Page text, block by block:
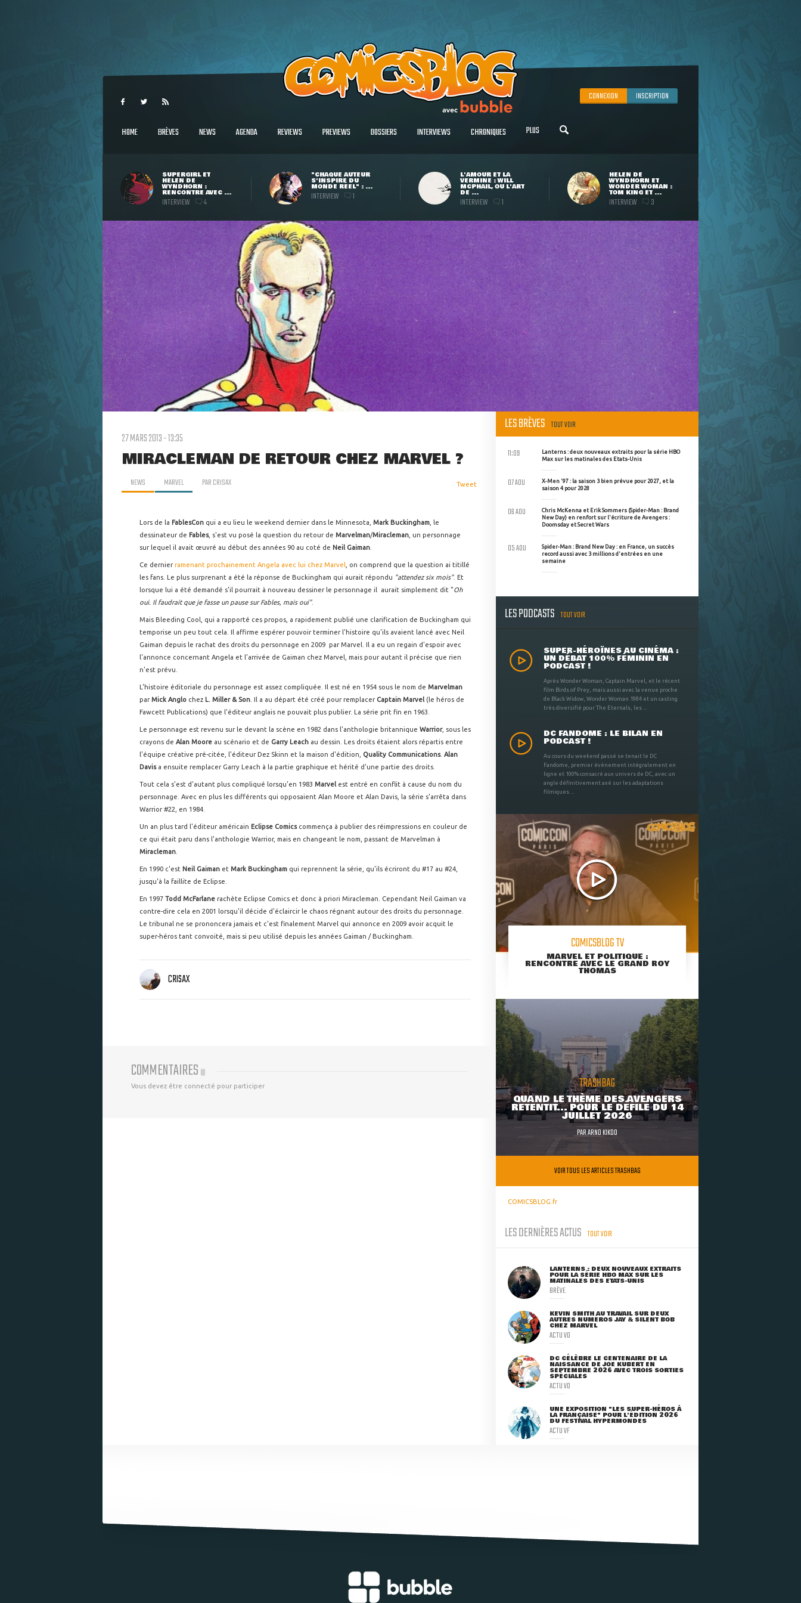
CONNEXION INSCRIPTION
HOME BRÈVES NEWS AGENDA REVIEWS PREVIEWS DOSSIERS INTERVIEWS CHRONIQUES PLUS
SUPERGIRL ET
HELEN DE
WYNDHORN :
RENCONTRE AVEC ...
INTERVIEW 4
"CHAQUE AUTEUR
S'INSPIRE DU
MONDE RÉEL" : ...
INTERVIEW 1
L'AMOUR ET LA
VERMINE : WILL
MCPHAIL, OU L'ART
DE ...
INTERVIEW 1
HELEN DE
WYNDHORN ET
WONDER WOMAN :
TOM KING ET ...
INTERVIEW 3
27 MARS 2013 - 13:35
MIRACLEMAN DE RETOUR CHEZ MARVEL ?
NEWS MARVEL PARCRISAX Tweet
Lors de la FablesCon qui a eu lieu le weekend dernier dans le Minnesota, Mark Buckingham , le
dessinateur de Fables, s'est vu posé la question du retour de Marvelman/Miracleman , un personnage
sur lequel il avait œuvré au début des années 90 au coté de Neil Gaiman
Ce dernierramenant prochainement Angela avec lui chez Marvel , on comprend que la question ai titillé
les fans. Le plus surprenant a été la réponse de Buckingham qui aurait répondu "attendez six mois". Et
lorsque lui a été demandé s'il pourrait à nouveau dessiner le personnage il aurait simplement dit "Oh
oui. Il faudrait que je fasse un pause sur Fables, mais oui".
Mais Bleeding Cool, qui a rapporté ces propos, a rapidement publié une clarification de Buckingham qui
temporise un peu tout cela. Il affirme espérer pouvoir terminer l'histoire qu'ils avaient lancé avec Neil
Gaiman depuis le rachat des droits du personnage en 2009 par Marvel. Il a eu un regain d'espoir avec
l'annonce concernant Angela et l'arrivée de Gaiman chez Marvel, mais pour autant il précise que rien
n'est prévu.
L'histoire éditoriale du personnage est assez compliquée. Il est né en 1954 sous le nom de Marvelman
parMick Anglo chez L. Miller & Son . Il a au départ été créé pour remplacerCaptain Marvel (le héros de
Fawcett Publications) que l'éditeur anglais ne pouvait plus publier. La série prit fin en 1963.
Le personnage est revenu sur le devant la scène en 1982 dans l'anthologie britannique Warrior, sous les
crayons de Alan Moore au scénario et de Garry Leach au dessin. Les droits étaient alors répartis entre
l'équipe créative pré-citée, l'éditeur Dez Skinn et la maison d'édition, Quality Communications. Alan
Davisa ensuite remplacer Garry Leach à la partie graphique et hérité d'une partie des droits.
Tout cela s'est d'autant plus compliqué lorsqu'en 1983 Marvel est entré en conflit à cause du nom du
personnage. Avec en plus les différents qui opposaient Alan Moore et Alan Davis, la série s'arrêta dans
Warrior #22, en 1984.
Un an plus tard l'éditeur américain Eclipse Comicscommença à publier des réimpressions en couleur de
ce qui était paru dans l'anthologie Warrior, mais en changeant le nom, passant de Marvelman à
Miracleman
En 1990 c'est Neil Gaiman et Mark Buckingham qui reprennent la série, qu'ils écriront du #17 au #24,
jusqu'à la faillite de Eclipse.
En 1997 Todd McFarlane rachète Eclipse Comics et donc à priori Miracleman. Cependant Neil Gaiman va
contre-dire cela en 2001 lorsqu'il décide d'éclaircir le chaos régnant autour des droits du personnage.
Le tribunal ne se prononcera jamais et c'est finalement Marvel qui annonce en 2009 avoir acquit le
super-héros tant convoité, mais si peu utilisé depuis les années Gaiman / Buckingham.
CRISAX
COMMENTAIRES (0)
Vous devez être connecté pour participer
LES BRÈVES TOUT VOIR
Lanterns : deux nouveaux extraits pour la série HBO
Max sur les matinales des Etats-Unis
11:09
X-Men '97 : la saison 3 bien prévue pour 2027, et la
saison 4 pour 2028
07 AOU
Chris McKenna et Erik Sommers (Spider-Man : Brand
New Day) en renfort sur l'écriture de Avengers :
Doomsday et Secret Wars
06 AOU
Spider-Man : Brand New Day : en France, un succès
record aussi avec 3 millions d'entrées en une
semaine
05 AOU
LES PODCASTS TOUT VOIR
SUPER-HÉROÏNES AU CINÉMA :
UN DÉBAT 100% FÉMININ EN
PODCAST !
Après Wonder Woman, Captain Marvel, et le récent
film Birds of Prey, mais aussi avec la venue proche
de Black Widow, Wonder Woman 1984 et un casting
très diversifié pour The Eternals, les ...
DC FANDOME : LE BILAN EN
PODCAST !
Au cours du weekend passé se tenait le DC
Fandome, premier évènement intégralement en
ligne et 100% consacré aux univers de DC, avec un
angle définitivement axé sur les adaptations
filmiques ...
COMICSBLOG TV
MARVEL ET POLITIQUE :
RENCONTRE AVEC LE GRAND ROY
THOMAS
TRASHBAG
QUAND LE THÈME DES AVENGERS
RETENTIT... POUR LE DÉFILÉ DU 14
JUILLET 2026
PARARNO KIKOO
VOIR TOUS LES ARTICLES TRASHBAG
COMICSBLOG.fr
LES DERNIÈRES ACTUS TOUT VOIR
LANTERNS : DEUX NOUVEAUX EXTRAITS
POUR LA SÉRIE HBO MAX SUR LES
MATINALES DES ETATS-UNIS
BRÈVE
KEVIN SMITH AU TRAVAIL SUR DEUX
AUTRES NUMÉROS JAY & SILENT BOB
CHEZ MARVEL
ACTU VO
DC CÉLÈBRE LE CENTENAIRE DE LA
NAISSANCE DE JOE KUBERT EN
SEPTEMBRE 2026 AVEC TROIS SORTIES
SPÉCIALES
ACTU VO
UNE EXPOSITION "LES SUPER-HÉROS À
LA FRANÇAISE" POUR L'ÉDITION 2026
DU FESTIVAL HYPERMONDES
ACTU VF